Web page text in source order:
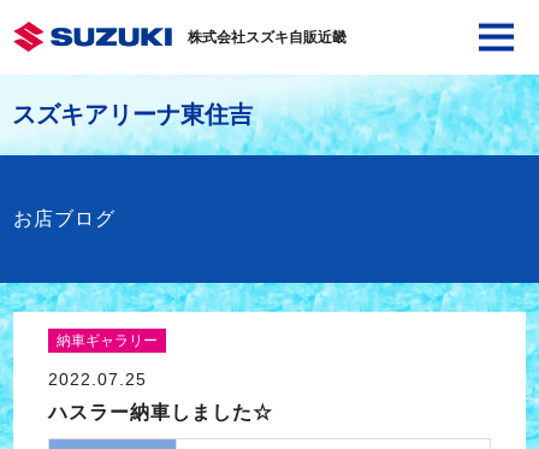
株式会社スズキ自販近畿
スズキアリーナ東住吉
お店ブログ
納車ギャラリー
2022.07.25
ハスラー納車しました☆